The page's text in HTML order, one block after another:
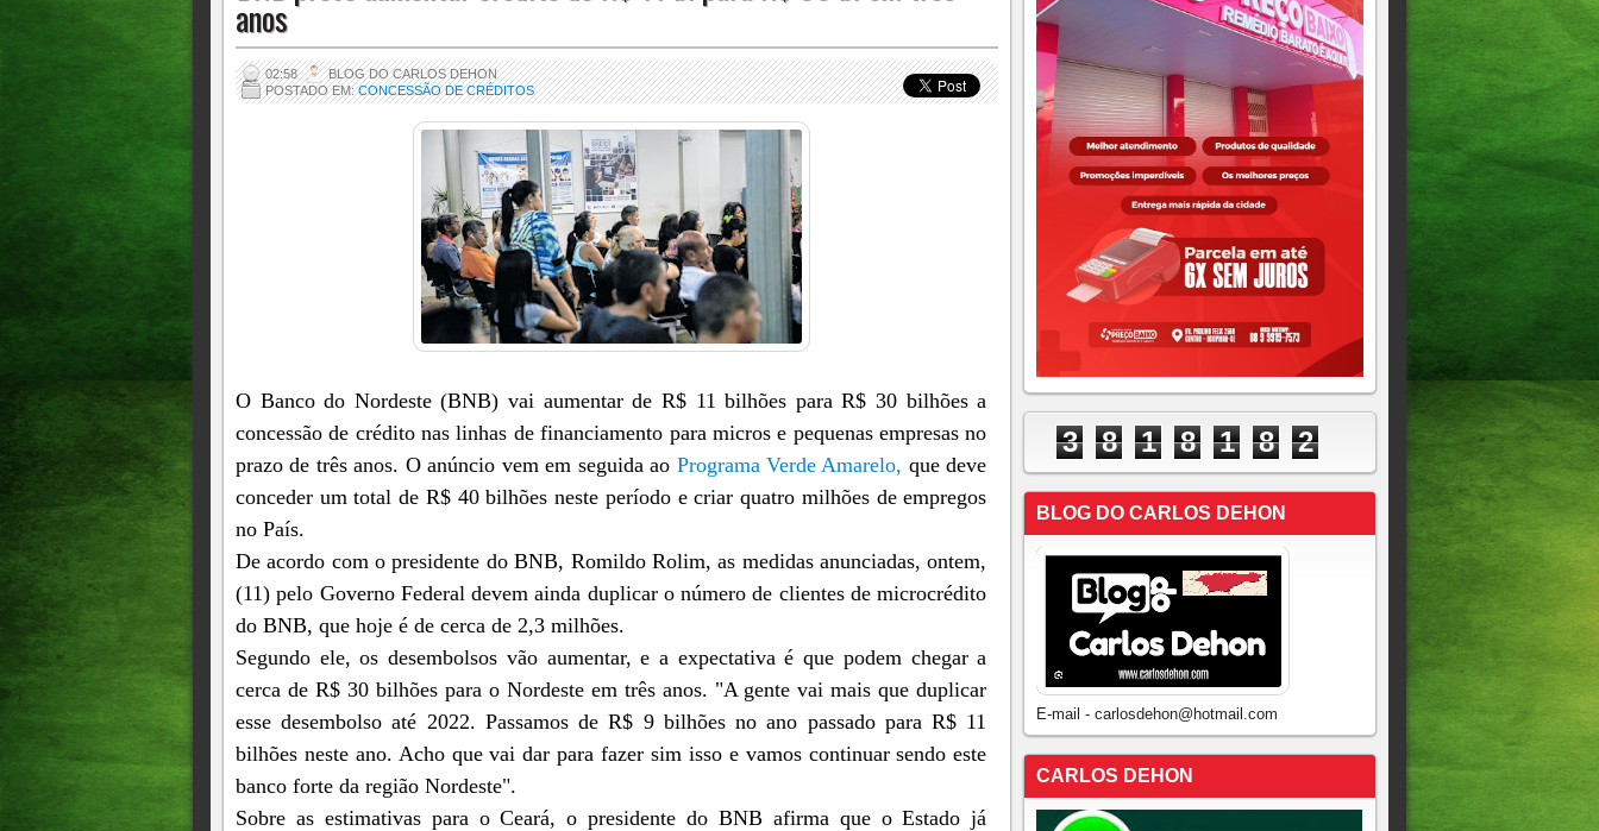
anos
02:58
BLOG DO CARLOS DEHON
POSTADO EM:CONCESSÃO DE CRÉDITOS
O Banco do Nordeste (BNB) vai aumentar de R$ 11 bilhões para R$ 30 bilhões a
concessão de crédito nas linhas de financiamento para micros e pequenas empresas no
prazo de três anos. O anúncio vem em seguida ao Programa Verde Amarelo, que deve
conceder um total de R$ 40 bilhões neste período e criar quatro milhões de empregos
no País.
De acordo com o presidente do BNB, Romildo Rolim, as medidas anunciadas, ontem,
(11) pelo Governo Federal devem ainda duplicar o número de clientes de microcrédito
do BNB, que hoje é de cerca de 2,3 milhões.
Segundo ele, os desembolsos vão aumentar, e a expectativa é que podem chegar a
cerca de R$ 30 bilhões para o Nordeste em três anos. "A gente vai mais que duplicar
esse desembolso até 2022. Passamos de R$ 9 bilhões no ano passado para R$ 11
bilhões neste ano. Acho que vai dar para fazer sim isso e vamos continuar sendo este
banco forte da região Nordeste".
Sobre as estimativas para o Ceará, o presidente do BNB afirma que o Estado já
3 8 1 8 1 8 2
BLOG DO CARLOS DEHON
E-mail - carlosdehon@hotmail.com
CARLOS DEHON